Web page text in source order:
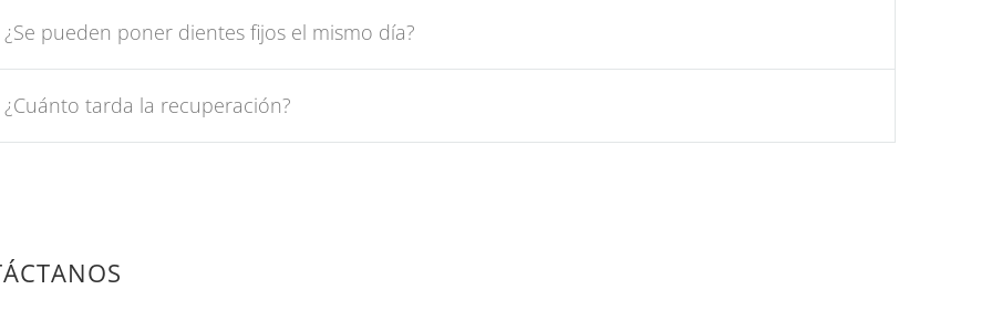
¿Se pueden poner dientes fijos el mismo día?
¿Cuánto tarda la recuperación?